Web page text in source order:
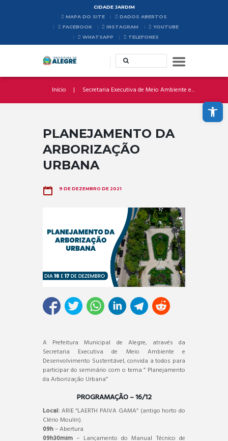
Abrir a barra de ferramentas
CIDADE JARDIM
MAPA DO SITE
DADOS ABERTOS
FACEBOOK
INSTAGRAM
YOUTUBE
WHATSAPP
TELEFONES
Início Secretaria Executiva de Meio Ambiente e...
PLANEJAMENTO DA
ARBORIZAÇÃO
URBANA
9 DE DEZEMBRO DE 2021
A Prefeitura Municipal de Alegre, através da
Secretaria Executiva de Meio Ambiente e
Desenvolvimento Sustentável, convida a todos para
participar do seminário com o tema ” Planejamento
da Arborização Urbana”
PROGRAMAÇÃO – 16/12
Local: ARIE “LAERTH PAIVA GAMA” (antigo horto do
Clério Moulin).
09h– Abertura
09h30mim – Lançamento do Manual Técnico de